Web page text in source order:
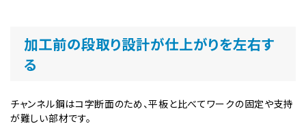
加工前の段取り設計が仕上がりを左右す
る
チャンネル鋼はコ字断面のため、平板と比べてワークの固定や支持
が難しい部材です。